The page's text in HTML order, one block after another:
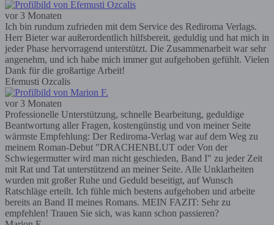
vor 3 Monaten
Ich bin rundum zufrieden mit dem Service des Rediroma Verlags.
Herr Bieter war außerordentlich hilfsbereit, geduldig und hat mich in
jeder Phase hervorragend unterstützt. Die Zusammenarbeit war sehr
angenehm, und ich habe mich immer gut aufgehoben gefühlt. Vielen
Dank für die großartige Arbeit!
Efemusti Ozcalis
vor 3 Monaten
Professionelle Unterstützung, schnelle Bearbeitung, geduldige
Beantwortung aller Fragen, kostengünstig und von meiner Seite
wärmste Empfehlung: Der Rediroma-Verlag war auf dem Weg zu
meinem Roman-Debut "DRACHENBLUT oder Von der
Schwiegermutter wird man nicht geschieden, Band I" zu jeder Zeit
mit Rat und Tat unterstützend an meiner Seite. Alle Unklarheiten
wurden mit großer Ruhe und Geduld beseitigt, auf Wunsch
Ratschläge erteilt. Ich fühle mich bestens aufgehoben und arbeite
bereits an Band II meines Romans. MEIN FAZIT: Sehr zu
empfehlen! Trauen Sie sich, was kann schon passieren?